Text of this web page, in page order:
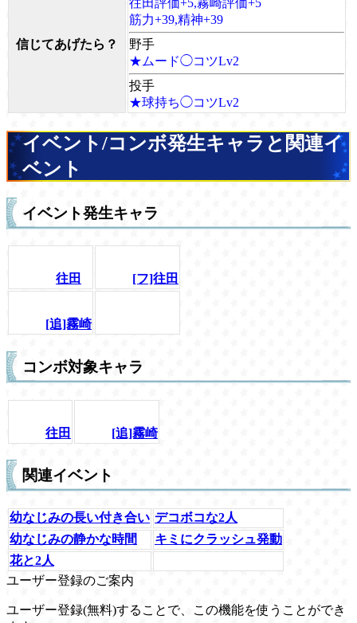
信じてあげたら？
筋力+39,精神+39
野手
★ムード◯コツLv2
投手
★球持ち◯コツLv2
イベント/コンボ発生キャラと関連イ
ベント
イベント発生キャラ
往田 [フ]往田
[追]霧崎
コンボ対象キャラ
往田 [追]霧崎
関連イベント
幼なじみの長い付き合い デコボコな2人
幼なじみの静かな時間
キミにクラッシュ発動
花と2人
ユーザー登録のご案内
ユーザー登録(無料)することで、この機能を使うことができ